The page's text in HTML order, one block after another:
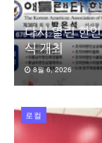
다시 열린 한
식 개최
8월 6, 2026
로컬